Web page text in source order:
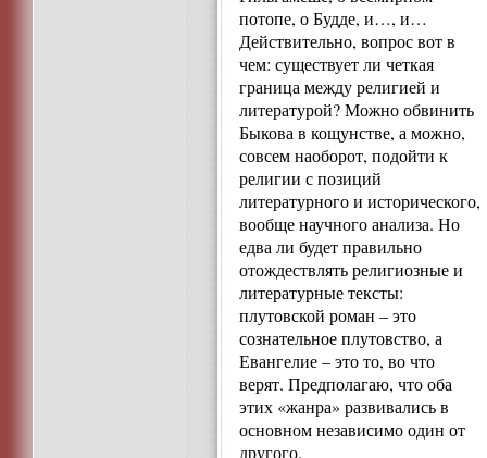
потопе, о Будде, и…, и…
Действительно, вопрос вот в
чем: существует ли четкая
граница между религией и
литературой? Можно обвинить
Быкова в кощунстве, а можно,
совсем наоборот, подойти к
религии с позиций
литературного и исторического,
вообще научного анализа. Но
едва ли будет правильно
отождествлять религиозные и
литературные тексты:
плутовской роман – это
сознательное плутовство, а
Евангелие – это то, во что
верят. Предполагаю, что оба
этих «жанра» развивались в
основном независимо один от
другого.